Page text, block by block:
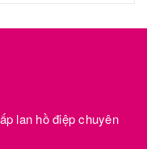
lan hồ điệp chuyên